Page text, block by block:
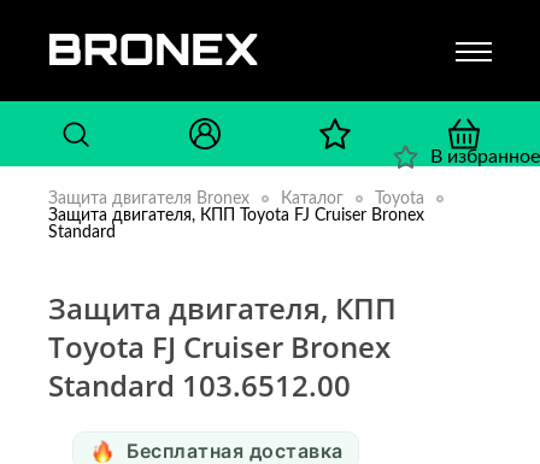
Защита двигателя Bronex Каталог
Toyota
Защита двигателя, КПП Toyota FJ Cruiser Bronex
Standard
Защита двигателя, КПП
Toyota FJ Cruiser Bronex
Standard 103.6512.00
Бесплатная доставка
В избранное